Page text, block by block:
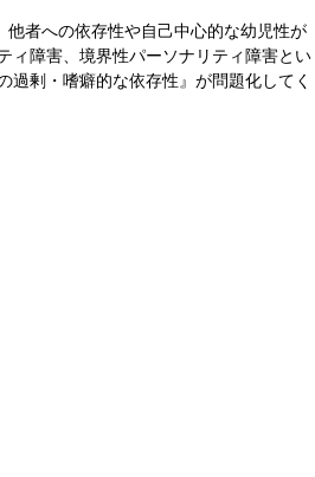
他者への依存性や自己中心的な幼児性が
ィ障害、境界性パーソナリティ障害とい
過剰・嗜癖的な依存性』が問題化してく